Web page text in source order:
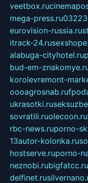
veetbox.ru
mega-press.ru
eurovision-russia.ru
itrack-24.ru
alabuga-cityhotel.ru
bud-em-
korolevremont-
oooagrosnab.ru
ukrasotki.ru
sovratili.ruolecoon.ru
rbc-news.ruporno-
13autor-kolonka.ru
hostserve.ruporno-
neznobi.rubigfatcc.ru
delfinet.ru